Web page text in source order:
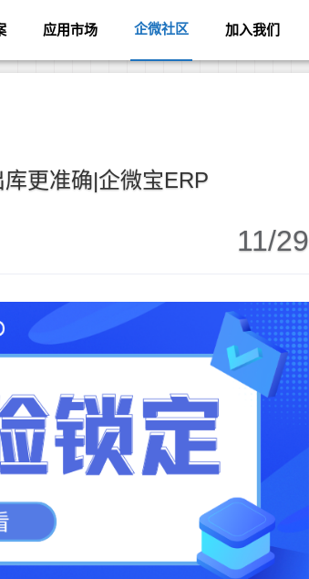
应用市场 企微社区 加入我们
更准确|企微宝ERP
11/29